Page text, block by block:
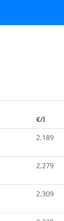
€/l
2,189
2,279
2,309